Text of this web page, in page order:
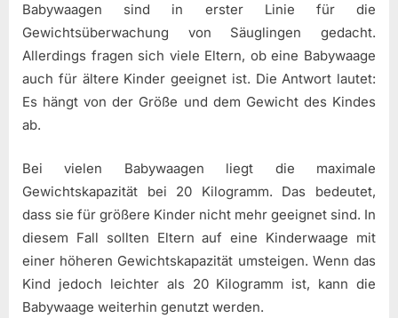
Babywaagen sind in erster Linie für die
Gewichtsüberwachung von Säuglingen gedacht.
Allerdings fragen sich viele Eltern, ob eine Babywaage
auch für ältere Kinder geeignet ist. Die Antwort lautet:
Es hängt von der Größe und dem Gewicht des Kindes
ab.
Bei vielen Babywaagen liegt die maximale
Gewichtskapazität bei 20 Kilogramm. Das bedeutet,
dass sie für größere Kinder nicht mehr geeignet sind. In
diesem Fall sollten Eltern auf eine Kinderwaage mit
einer höheren Gewichtskapazität umsteigen. Wenn das
Kind jedoch leichter als 20 Kilogramm ist, kann die
Babywaage weiterhin genutzt werden.